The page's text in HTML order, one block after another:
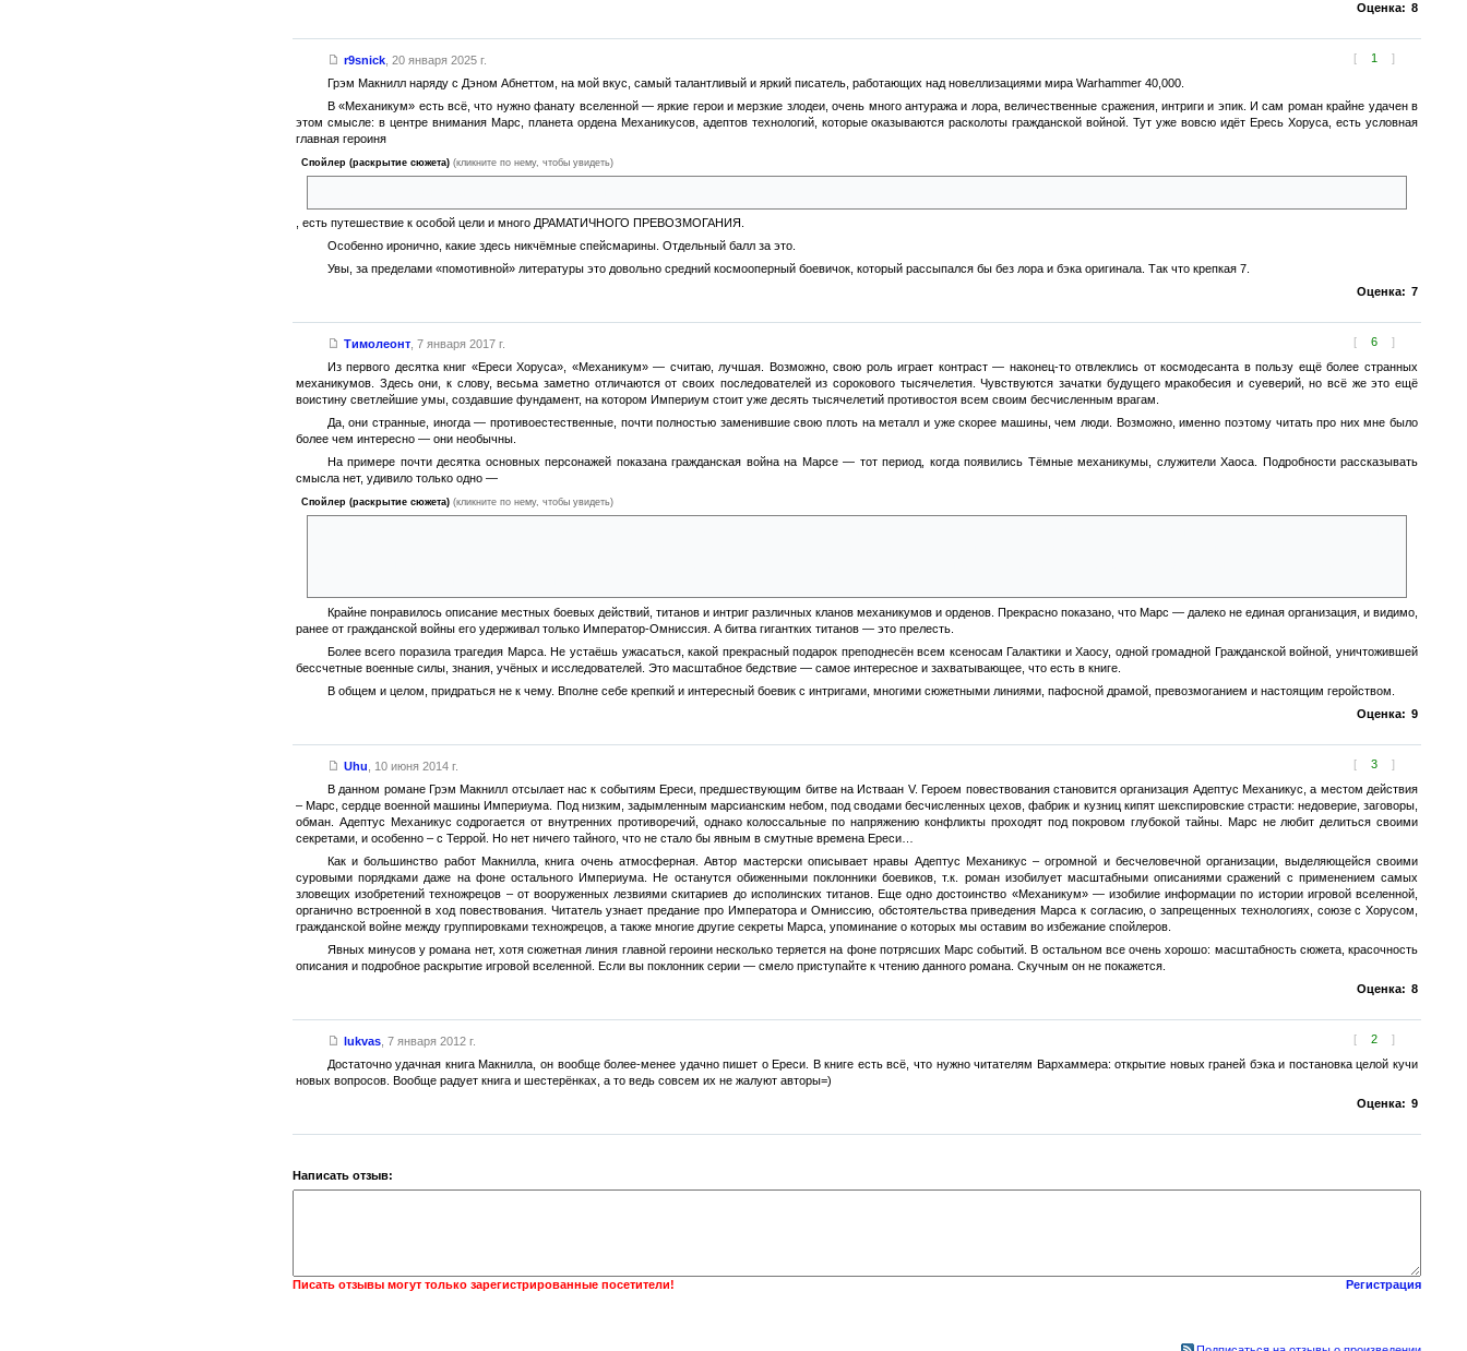
Оценка: 8
[ 1 ]
r9snick, 20 января 2025 г.
Грэм Макнилл наряду с Дэном Абнеттом, на мой вкус, самый талантливый и яркий писатель, работающих над новеллизациями мира Warhammer 40,000.
В «Механикум» есть всё, что нужно фанату вселенной — яркие герои и мерзкие злодеи, очень много антуража и лора, величественные сражения, интриги и эпик. И сам роман крайне удачен в
этом смысле: в центре внимания Марс, планета ордена Механикусов, адептов технологий, которые оказываются расколоты гражданской войной. Тут уже вовсю идёт Ересь Хоруса, есть условная
главная героиня
Спойлер (раскрытие сюжета) (кликните по нему, чтобы увидеть)
, есть путешествие к особой цели и много ДРАМАТИЧНОГО ПРЕВОЗМОГАНИЯ.
Особенно иронично, какие здесь никчёмные спейсмарины. Отдельный балл за это.
Увы, за пределами «помотивной» литературы это довольно средний космооперный боевичок, который рассыпался бы без лора и бэка оригинала. Так что крепкая 7.
Оценка: 7
[ 6 ]
Тимолеонт, 7 января 2017 г.
Из первого десятка книг «Ереси Хоруса», «Механикум» — считаю, лучшая. Возможно, свою роль играет контраст — наконец-то отвлеклись от космодесанта в пользу ещё более странных
механикумов. Здесь они, к слову, весьма заметно отличаются от своих последователей из сорокового тысячелетия. Чувствуются зачатки будущего мракобесия и суеверий, но всё же это ещё
воистину светлейшие умы, создавшие фундамент, на котором Империум стоит уже десять тысячелетий противостоя всем своим бесчисленным врагам.
Да, они странные, иногда — противоестественные, почти полностью заменившие свою плоть на металл и уже скорее машины, чем люди. Возможно, именно поэтому читать про них мне было
более чем интересно — они необычны.
На примере почти десятка основных персонажей показана гражданская война на Марсе — тот период, когда появились Тёмные механикумы, служители Хаоса. Подробности рассказывать
смысла нет, удивило только одно —
Спойлер (раскрытие сюжета) (кликните по нему, чтобы увидеть)
Крайне понравилось описание местных боевых действий, титанов и интриг различных кланов механикумов и орденов. Прекрасно показано, что Марс — далеко не единая организация, и видимо,
ранее от гражданской войны его удерживал только Император-Омниссия. А битва гигантких титанов — это прелесть.
Более всего поразила трагедия Марса. Не устаёшь ужасаться, какой прекрасный подарок преподнесён всем ксеносам Галактики и Хаосу, одной громадной Гражданской войной, уничтожившей
бессчетные военные силы, знания, учёных и исследователей. Это масштабное бедствие — самое интересное и захватывающее, что есть в книге.
В общем и целом, придраться не к чему. Вполне себе крепкий и интересный боевик с интригами, многими сюжетными линиями, пафосной драмой, превозмоганием и настоящим геройством.
Оценка: 9
[ 3 ]
Uhu
10 июня 2014 г.
В данном романе Грэм Макнилл отсылает нас к событиям Ереси, предшествующим битве на Истваан V. Героем повествования становится организация Адептус Механикус, а местом действия
– Марс, сердце военной машины Империума. Под низким, задымленным марсианским небом, под сводами бесчисленных цехов, фабрик и кузниц кипят шекспировские страсти: недоверие, заговоры,
обман. Адептус Механикус содрогается от внутренних противоречий, однако колоссальные по напряжению конфликты проходят под покровом глубокой тайны. Марс не любит делиться своими
секретами, и особенно – с Террой. Но нет ничего тайного, что не стало бы явным в смутные времена Ереси…
Как и большинство работ Макнилла, книга очень атмосферная. Автор мастерски описывает нравы Адептус Механикус – огромной и бесчеловечной организации, выделяющейся своими
суровыми порядками даже на фоне остального Империума. Не останутся обиженными поклонники боевиков, т.к. роман изобилует масштабными описаниями сражений с применением самых
зловещих изобретений техножрецов – от вооруженных лезвиями скитариев до исполинских титанов. Еще одно достоинство «Механикум» — изобилие информации по истории игровой вселенной,
органично встроенной в ход повествования. Читатель узнает предание про Императора и Омниссию, обстоятельства приведения Марса к согласию, о запрещенных технологиях, союзе с Хорусом,
гражданской войне между группировками техножрецов, а также многие другие секреты Марса, упоминание о которых мы оставим во избежание спойлеров.
Явных минусов у романа нет, хотя сюжетная линия главной героини несколько теряется на фоне потрясших Марс событий. В остальном все очень хорошо: масштабность сюжета, красочность
описания и подробное раскрытие игровой вселенной. Если вы поклонник серии — смело приступайте к чтению данного романа. Скучным он не покажется.
Оценка: 8
[ 2 ]
lukvas, 7 января 2012 г.
Достаточно удачная книга Макнилла, он вообще более-менее удачно пишет о Ереси. В книге есть всё, что нужно читателям Вархаммера: открытие новых граней бэка и постановка целой кучи
новых вопросов. Вообще радует книга и шестерёнках, а то ведь совсем их не жалуют авторы=)
Оценка: 9
Написать отзыв:
Писать отзывы могут только зарегистрированные посетители! Регистрация